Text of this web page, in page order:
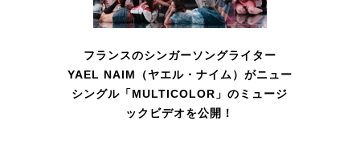
フランスのシンガーソングライター
YAEL NAIM（ヤエル・ナイム）がニュー
シングル「MULTICOLOR」のミュージ
ックビデオを公開！